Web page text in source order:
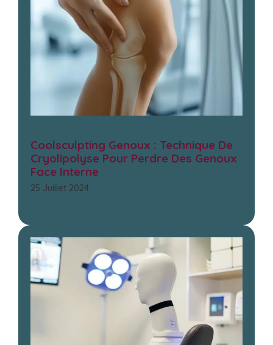
Coolsculpting Genoux : Technique De
Cryolipolyse Pour Perdre Des Genoux
Face Interne
25 Juillet 2024